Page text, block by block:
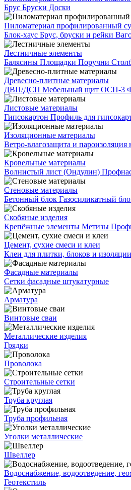
Брус Бруски Доски
Пиломатериал профилированный
Блок-хаус Брус, бруски и рейки
Лестничные элементы
Балясины Площадки Поручни
Древесно-плитные материалы
ДВП/ДСП Мебельный щит ОСП-3
Листовые материалы
Гипсокартон Профиль для
Изоляционные материалы
Ветро-влагозащита и пароизоляция
Кровельные материалы
Волнистый лист (Ондулин)
Стеновые материалы
Бетонный блок Газосиликатный
Скобяные изделия
Крепёжные элементы Метизы
Цемент, сухие смеси и клеи
Клеи для плитки, блоков и изоляции
Фасадные материалы
Сетки фасадные штукатурные
Арматура
Винтовые сваи
Металлические изделия
Грядки
Проволока
Строительные сетки
Труба круглая
Труба профильная
Уголки металлические
Швеллер
Водоснабжение, водоотведение,
Геотекстиль